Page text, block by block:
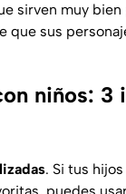
sirven muy bien
que sus
niños: 3
. Si tus